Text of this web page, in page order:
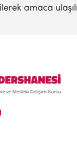
amaca